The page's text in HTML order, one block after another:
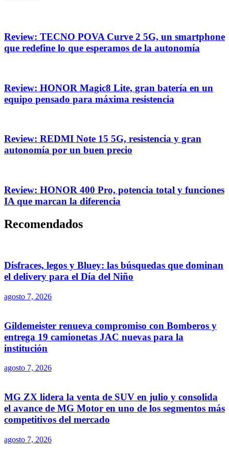
Review: TECNO POVA Curve 2 5G, un smartphone
que redefine lo que esperamos de la autonomía
Review: HONOR Magic8 Lite, gran batería en un
equipo pensado para máxima resistencia
Review: REDMI Note 15 5G, resistencia y gran
autonomía por un buen precio
Review: HONOR 400 Pro, potencia total y funciones
IA que marcan la diferencia
Recomendados
Disfraces, legos y Bluey: las búsquedas que dominan
el delivery para el Día del Niño
agosto 7, 2026
Gildemeister renueva compromiso con Bomberos y
entrega 19 camionetas JAC nuevas para la
institución
agosto 7, 2026
MG ZX lidera la venta de SUV en julio y consolida
el avance de MG Motor en uno de los segmentos más
competitivos del mercado
agosto 7, 2026